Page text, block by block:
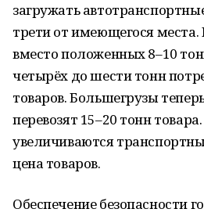
загружать
трети от имеющегося места.
вместо положенных 8–10
четырёх до шести тонн
товаров. Большегрузы
перевозят 15–20 тонн
увеличиваются
цена товаров.
Обеспечение безопасности